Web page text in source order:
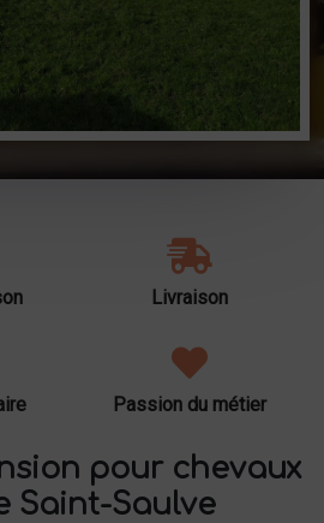
Livraison
Passion du métier
pour chevaux
Saint-Saulve